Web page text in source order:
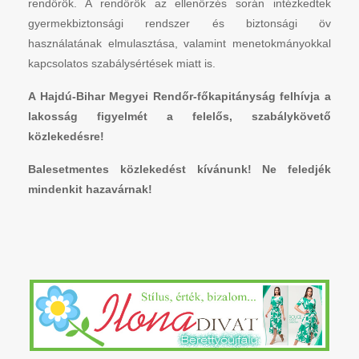
rendőrök. A rendőrök az ellenőrzés során intézkedtek
gyermekbiztonsági rendszer és biztonsági öv
használatának elmulasztása, valamint menetokmányokkal
kapcsolatos szabálysértések miatt is.
A Hajdú-Bihar Megyei Rendőr-főkapitányság felhívja a
lakosság figyelmét a felelős, szabálykövető
közlekedésre!
Balesetmentes közlekedést kívánunk! Ne feledjék
mindenkit hazavárnak!